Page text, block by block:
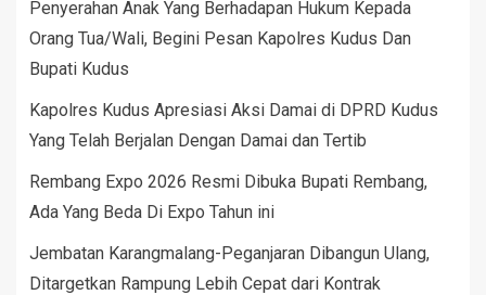
Penyerahan Anak Yang Berhadapan Hukum Kepada
Orang Tua/Wali, Begini Pesan Kapolres Kudus Dan
Bupati Kudus
Kapolres Kudus Apresiasi Aksi Damai di DPRD Kudus
Yang Telah Berjalan Dengan Damai dan Tertib
Rembang Expo 2026 Resmi Dibuka Bupati Rembang,
Ada Yang Beda Di Expo Tahun ini
Jembatan Karangmalang-Peganjaran Dibangun Ulang,
Ditargetkan Rampung Lebih Cepat dari Kontrak